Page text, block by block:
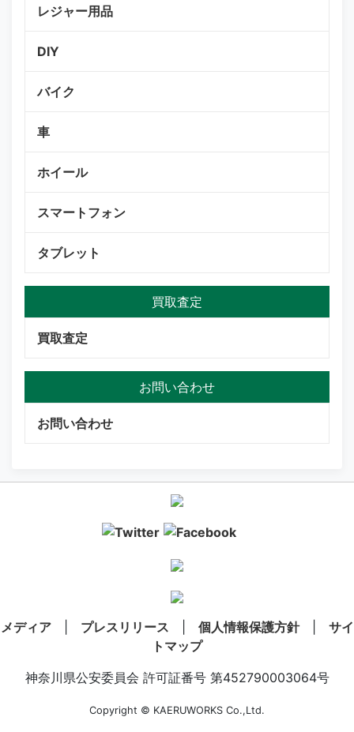
レジャー用品
DIY
バイク
車
ホイール
スマートフォン
タブレット
買取査定
買取査定
お問い合わせ
お問い合わせ
メディア| プレスリリース 個人情報保護方針| サイ
トマップ
神奈川県公安委員会 許可証番号 第452790003064号
Copyright © KAERUWORKS Co.,Ltd.